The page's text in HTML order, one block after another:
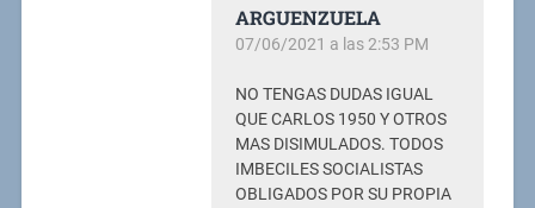
ARGUENZUELA
07/06/2021 a las 2:53 PM
NO TENGAS DUDAS IGUAL
QUE CARLOS 1950 Y OTROS
MAS DISIMULADOS. TODOS
IMBECILES SOCIALISTAS
OBLIGADOS POR SU PROPIA